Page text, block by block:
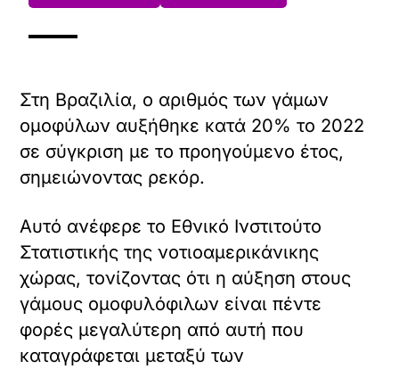
Στη Βραζιλία, ο αριθμός των γάμων
ομοφύλων αυξήθηκε κατά 20% το 2022
σε σύγκριση με το προηγούμενο έτος,
σημειώνοντας ρεκόρ.
Αυτό ανέφερε το Εθνικό Ινστιτούτο
Στατιστικής της νοτιοαμερικάνικης
χώρας, τονίζοντας ότι η αύξηση στους
γάμους ομοφυλόφιλων είναι πέντε
φορές μεγαλύτερη από αυτή που
καταγράφεται μεταξύ των